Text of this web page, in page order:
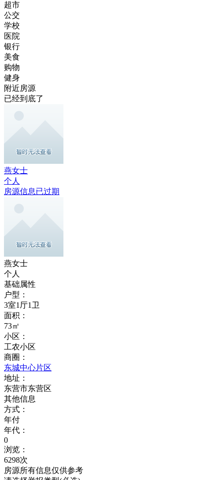
超市
公交
学校
医院
银行
美食
购物
健身
附近房源
已经到底了
燕女士
个人
房源信息已过期
燕女士
个人
基础属性
户型：
3室1厅1卫
面积：
73㎡
小区：
工农小区
商圈：
东城中心片区
地址：
东营市东营区
其他信息
方式：
年付
年代：
0
浏览：
6298次
房源所有信息仅供参考